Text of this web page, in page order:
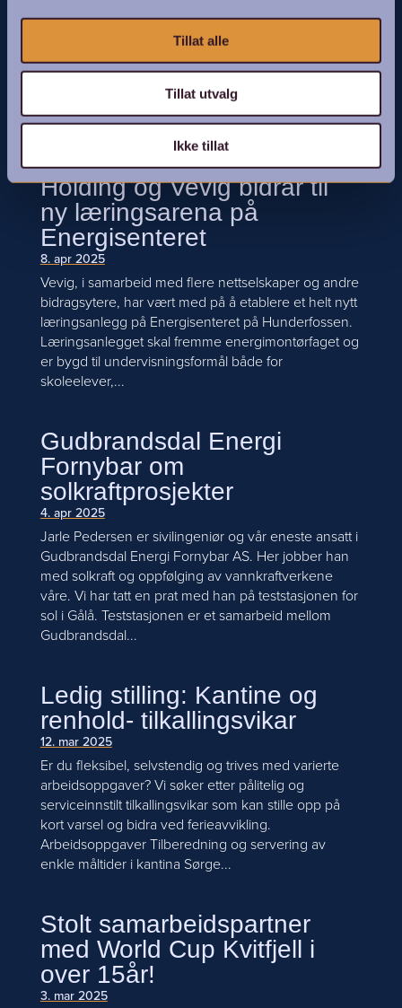
Tillat alle
Tillat utvalg
Ikke tillat
samarbeidspartner med Rudi Gard. Rudi Gard ligger
i Sør-Fron hvor de tilbyr lokalmat, konsert- og
serveringslokaler og kulturopplevelser. Øystein
kulturprogram med...
Gudbrandsdal Energi
Holding og Vevig bidrar til
ny læringsarena på
Energisenteret
8. apr 2025
Vevig, i samarbeid med flere nettselskaper og andre
bidragsytere, har vært med på å etablere et helt nytt
læringsanlegg på Energisenteret på Hunderfossen.
Læringsanlegget skal fremme energimontørfaget og
er bygd til undervisningsformål både for
skoleelever,...
Gudbrandsdal Energi
Fornybar om
solkraftprosjekter
4. apr 2025
Jarle Pedersen er sivilingeniør og vår eneste ansatt i
Gudbrandsdal Energi Fornybar AS. Her jobber han
med solkraft og oppfølging av vannkraftverkene
våre. Vi har tatt en prat med han på teststasjonen for
sol i Gålå. Teststasjonen er et samarbeid mellom
Gudbrandsdal...
Ledig stilling: Kantine og
renhold- tilkallingsvikar
12. mar 2025
Er du fleksibel, selvstendig og trives med varierte
arbeidsoppgaver? Vi søker etter pålitelig og
serviceinnstilt tilkallingsvikar som kan stille opp på
kort varsel og bidra ved ferieavvikling.
Arbeidsoppgaver Tilberedning og servering av
enkle måltider i kantina Sørge...
Stolt samarbeidspartner
med World Cup Kvitfjell i
over 15år!
3. mar 2025